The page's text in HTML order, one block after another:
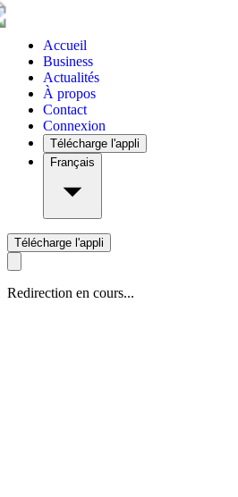
Accueil
Business
Actualités
À propos
Contact
Connexion
Télécharge l'appli
Français
Télécharge l'appli
Redirection en cours...